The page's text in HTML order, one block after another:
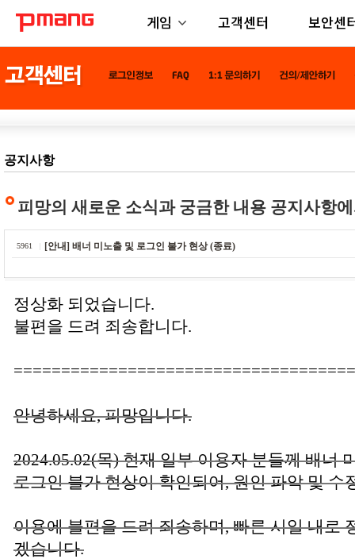
게임 고객센터 보안센
공지사항
피망의 새로운 소식과 궁금한 내용 공지사항
5961 [안내] 배너 미노출 및 로그인 불가 현상 (종료)
정상화 되었습니다.
불편을 드려 죄송합니다.
안녕하세요, 피망입니다.
2024.05.02(목) 현재 일부 이용자 분들께 배너
로그인 불가 현상이 확인되어, 원인 파악 및 수
이용에 불편을 드려 죄송하며, 빠른 시일 내로
겠습니다.